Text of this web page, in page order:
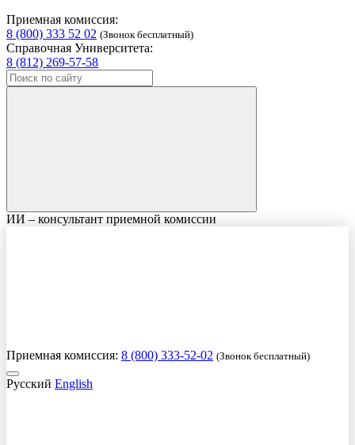
Приемная комиссия:
8 (800) 333 52 02 (Звонок бесплатный)
Справочная Университета:
8 (812) 269-57-58
ИИ – консультант приемной комиссии
Приемная комиссия: 8 (800) 333-52-02 (Звонок бесплатный)
Русский English